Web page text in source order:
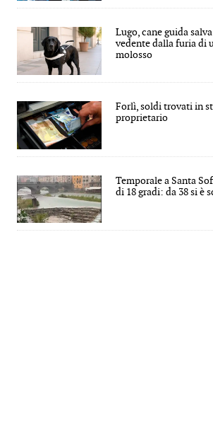
Lugo, cane guida
vedente dalla furia di
molosso
Forlì, soldi trovati in
proprietario
Temporale a Santa
di 18 gradi: da 38 si è